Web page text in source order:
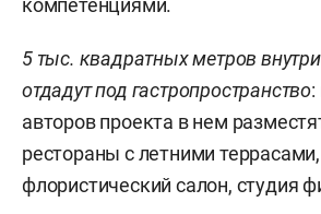
компетенциями.
5 тыс. квадратных метров
отдадут под гастропространство
авторов проекта в нем
рестораны с летними
флористический салон, студия